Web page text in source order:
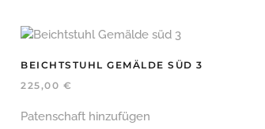
BEICHTSTUHL GEMÄLDE SÜD 3
225,00 €
Patenschaft hinzufügen